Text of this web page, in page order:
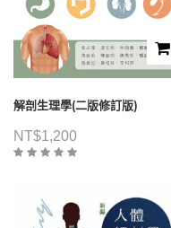
解剖生理學(二版修訂版)
NT$1,200